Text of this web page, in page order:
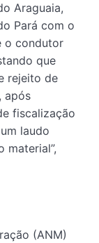
Araguaia,
Pará com o
o condutor
que
rejeito de
após
fiscalização
laudo
material”,
(ANM)